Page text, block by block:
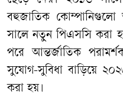
বহুজাতিক কোম্পানিগুলো
সালে নতুন পিএসসি করা
পরে আন্তর্জাতিক
সুযোগ-সুবিধা বাড়িয়ে
করা হয়।